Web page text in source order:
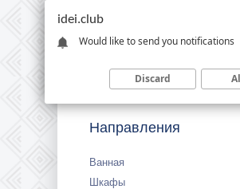
Idei
Направления
Ванная
Шкафы
idei.club
Would like to send you notifications
Discard